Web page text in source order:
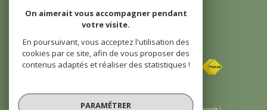
Adhérents
On aimerait vous accompagner pendant
votre visite.
En poursuivant, vous acceptez l'utilisation des
cookies par ce site, afin de vous proposer des
contenus adaptés et réaliser des statistiques !
PARAMÉTRER